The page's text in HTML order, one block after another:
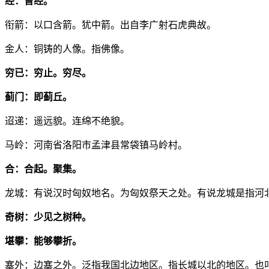
衔箭：以口含箭。犹中箭。出自李广射石虎典故。
金人：铜铸的人像。指佛像。
穷已：穷止。穷尽。
蓟门：即蓟丘。
迢递：遥远貌。连绵不绝貌。
马岭：河南省洛阳市孟津县常袋镇马岭村。
合：合起。聚集。
龙城：有说汉时匈奴地名。为匈奴祭天之处。有说龙城是指河
奇树：少见之树种。
堪攀：能够攀折。
塞外：边塞之外。泛指我国北边地区。指长城以北的地区。也